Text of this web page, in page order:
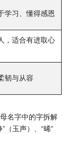
学习、懂得感恩
，适合有进取心
韧与从容
名字中的字拆解
（玉声）、“晞”